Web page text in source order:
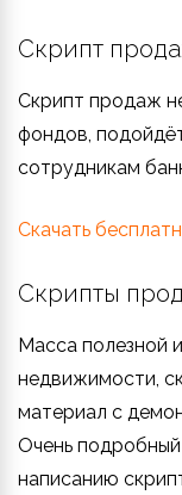
Скрипт
Скрипт продаж
фондов,
сотрудникам
Скачать
Скрипты
Масса полезной
недвижимости,
материал с
Очень
написанию